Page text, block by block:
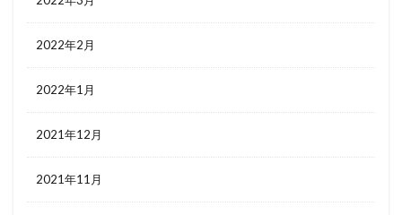
2022年2月
2022年1月
2021年12月
2021年11月